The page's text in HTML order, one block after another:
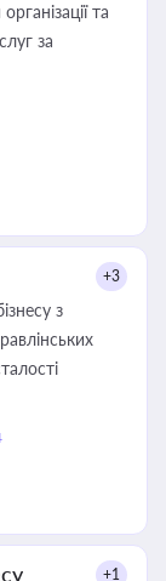
та
за
+3
з
+1